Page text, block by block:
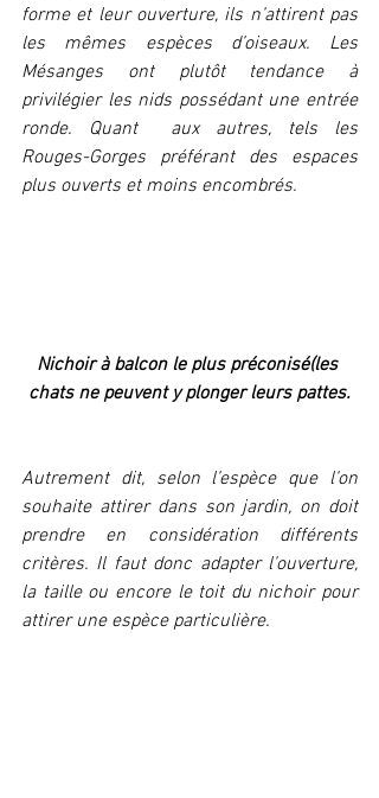
forme et leur ouverture, ils n’attirent pas
les mêmes espèces d’oiseaux. Les
Mésanges ont plutôt tendance à
privilégier les nids possédant une entrée
ronde. Quant  aux autres, tels les
Rouges-Gorges préférant des espaces
plus ouverts et moins encombrés.
Nichoir à balcon le plus préconisé(les
chats ne peuvent y plonger leurs pattes.
Autrement dit, selon l’espèce que l’on
souhaite attirer dans son jardin, on doit
prendre en considération différents
critères. Il faut donc adapter l’ouverture,
la taille ou encore le toit du nichoir pour
attirer une espèce particulière.